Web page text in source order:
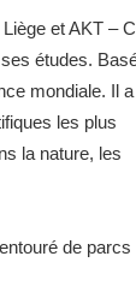
et AKT –
études.
mondiale. Il
les plus
la nature, les
de parcs